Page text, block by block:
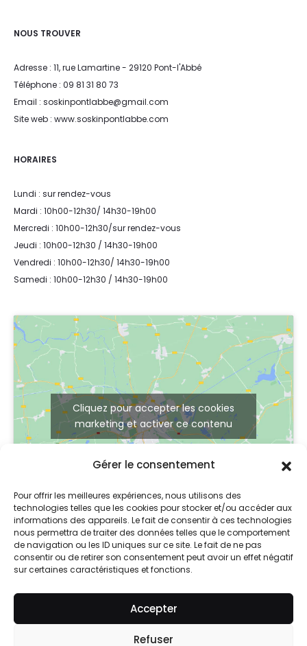
Gérer le consentement
Pour offrir les meilleures expériences, nous utilisons des
technologies telles que les cookies pour stocker et/ou accéder aux
informations des appareils. Le fait de consentir à ces technologies
nous permettra de traiter des données telles que le comportement
de navigation ou les ID uniques sur ce site. Le fait de ne pas
consentir ou de retirer son consentement peut avoir un effet négatif
sur certaines caractéristiques et fonctions.
Accepter
Refuser
NOUS TROUVER
Adresse : 11, rue Lamartine - 29120 Pont-l'Abbé
Téléphone : 09 81 31 80 73
Email : soskinpontlabbe@gmail.com
Site web : www.soskinpontlabbe.com
HORAIRES
Lundi : sur rendez-vous
Mardi : 10h00-12h30/ 14h30-19h00
Mercredi : 10h00-12h30/sur rendez-vous
Jeudi : 10h00-12h30 / 14h30-19h00
Vendredi : 10h00-12h30/ 14h30-19h00
Samedi : 10h00-12h30 / 14h30-19h00
Cliquez pour accepter les cookies
marketing et activer ce contenu
Mentions légales